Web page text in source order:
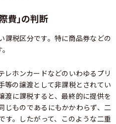
費」の判断
税区分です。特に商品券などの
ホンカードなどのいわゆるプリ
等の譲渡として非課税とされてい
渡に課税すると、最終的に提供を
じものであるにもかかわらず、二
す。したがって、このような二重